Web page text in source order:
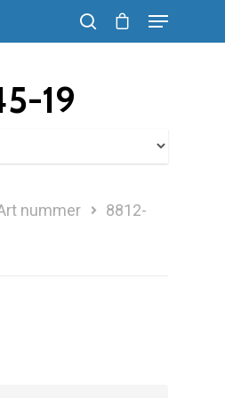
og tryk på enter
19
nummer
8812-